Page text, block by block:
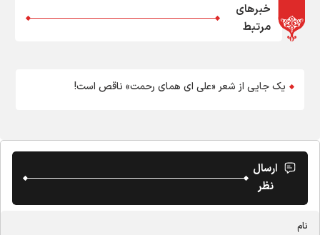
خبرهای
مرتبط
یک جایی از شعر «علی ای همای رحمت» ناقص است!
ارسال
نظر